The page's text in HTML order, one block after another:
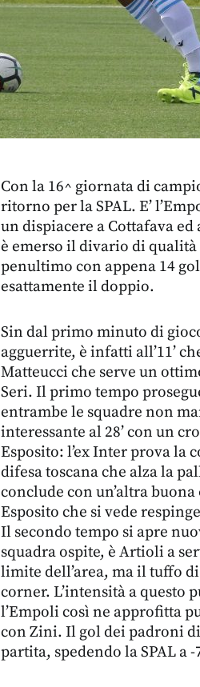
Con la 16^ giornata di
ritorno per la SPAL. E’
un dispiacere a Cottafava
è emerso il divario di
penultimo con appena 14
esattamente il doppio.
Sin dal primo minuto di
agguerrite, è infatti all’11’
Matteucci che serve un
Seri. Il primo tempo
entrambe le squadre non
interessante al 28’ con un
Esposito: l’ex Inter prova la
difesa toscana che alza la
conclude con un’altra
Esposito che si vede
Il secondo tempo si apre
squadra ospite, è Artioli a
limite dell’area, ma il tuffo
corner. L’intensità a questo
l’Empoli così ne approfitta
con Zini. Il gol dei padroni
partita, spedendo la SPAL a